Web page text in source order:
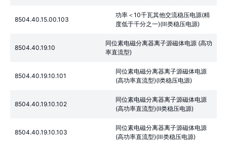
8504.40.15.00.103
功率＜10千瓦其他交流稳压电源(精
度低于千分之一)(Ⅲ类稳压电源)
8504.40.19.10
同位素电磁分离器离子源磁体电源 (高功
率直流型)
8504.40.19.10.101
同位素电磁分离器离子源磁体电源
(高功率直流型)(Ⅰ类稳压电源)
8504.40.19.10.102
同位素电磁分离器离子源磁体电源
(高功率直流型)(Ⅱ类稳压电源)
8504.40.19.10.103
同位素电磁分离器离子源磁体电源
(高功率直流型)(Ⅲ类稳压电源)